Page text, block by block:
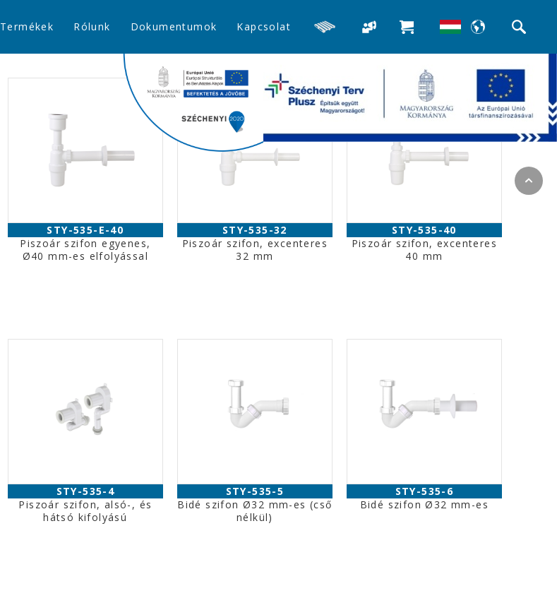
Termékek Rólunk Dokumentumok Kapcsolat
STY-535-E-40
Piszoár szifon egyenes,
Ø40 mm-es elfolyással
STY-535-32
Piszoár szifon, excenteres
32 mm
STY-535-40
Piszoár szifon, excenteres
40 mm
STY-535-4
Piszoár szifon, alsó-, és
hátsó kifolyású
STY-535-5
Bidé szifon Ø32 mm-es (cső
nélkül)
STY-535-6
Bidé szifon Ø32 mm-es